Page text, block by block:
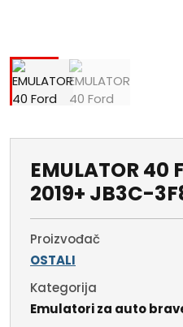
EMULATOR
2019+ JB3C-
Proizvođač
OSTALI
Kategorija
Emulatori za auto